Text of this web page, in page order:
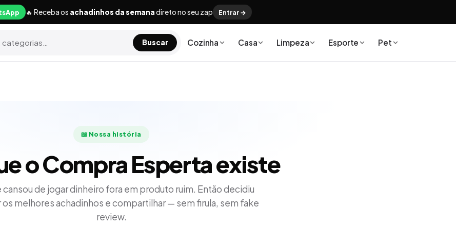
🔥 Receba os achadinhos da semanadireto no seu zap Entrar →
Buscar Cozinha Casa Limpeza Esporte Pet
📖 Nossa história
oCompra Espertaexiste
cansou de jogar dinheiro fora em produto ruim. Então decidiu
os melhores achadinhos e compartilhar — sem firula, sem fake
review.